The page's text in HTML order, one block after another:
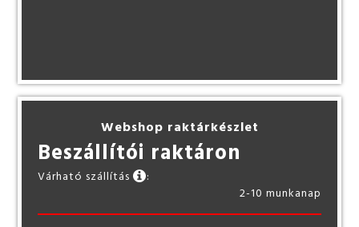
Webshop raktárkészlet
Beszállítói raktáron
Várható szállítás
:
2-10 munkanap